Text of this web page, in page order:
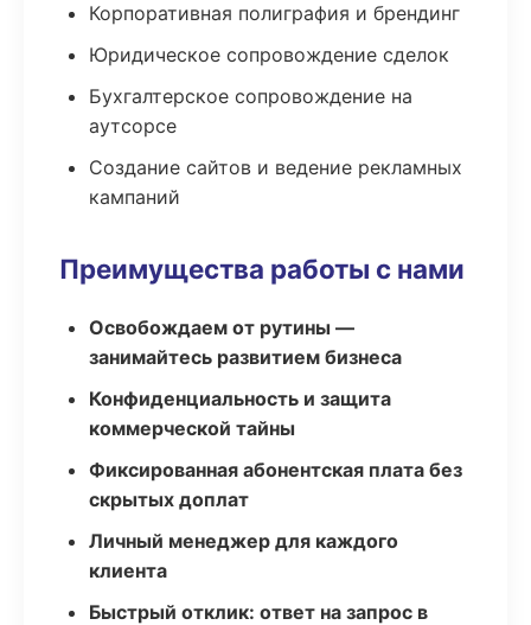
Корпоративная полиграфия и брендинг
Юридическое сопровождение сделок
Бухгалтерское сопровождение на
аутсорсе
Создание сайтов и ведение рекламных
кампаний
Преимущества работы с нами
Освобождаем от рутины —
занимайтесь развитием бизнеса
Конфиденциальность и защита
коммерческой тайны
Фиксированная абонентская плата без
скрытых доплат
Личный менеджер для каждого
клиента
Быстрый отклик: ответ на запрос в